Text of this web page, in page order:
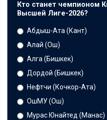
Кто станет чемпионом
Высшей Лиге-2026?
Абдыш-Ата (Кант)
Алай (Ош)
Алга (Бишкек)
Дордой (Бишкек)
Нефтчи (Кочкор-Ата)
ОшМУ (Ош)
Мурас Юнайтед (Манас)